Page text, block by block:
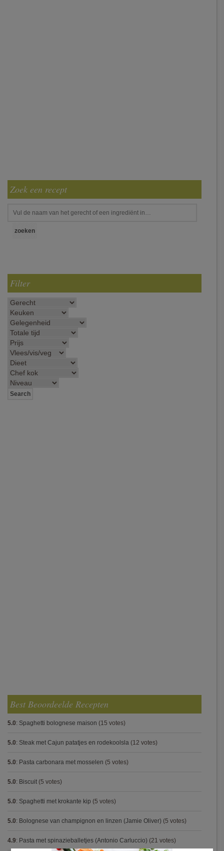
Zoek een recept
Filter
Best Beoordeelde Recepten
5.0: Spaghetti bolognese maison (15 votes)
5.0: Steak met Cajun patatjes en rodekoolsla (12 votes)
5.0: Pasta carbonara met mosselen (5 votes)
5.0: Biscuit (5 votes)
5.0: Spaghetti met krokante kip (5 votes)
5.0: Bolognese van champignon en linzen (Jamie Oliver) (5 votes)
4.9: Pasta met spinazieballetjes (Antonio Carluccio) (21 votes)